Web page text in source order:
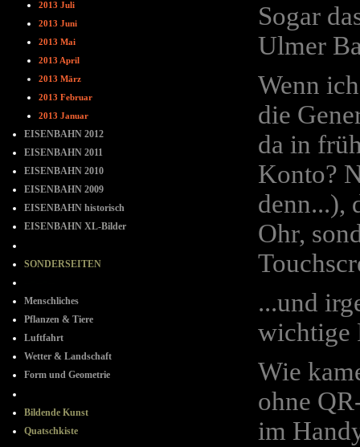
2013 Juli
2013 Juni
2013 Mai
2013 April
2013 März
2013 Februar
2013 Januar
EISENBAHN 2012
EISENBAHN 2011
EISENBAHN 2010
EISENBAHN 2009
EISENBAHN historisch
EISENBAHN XL-Bilder
SONDERSEITEN
Menschliches
Pflanzen & Tiere
Luftfahrt
Wetter & Landschaft
Form und Geometrie
Bildende Kunst
Quatschkiste
Sogar
Ulmer
Wenn
die
da in
Konto?
denn...),
Ohr,
...und
wichtige
Wie
ohne
im